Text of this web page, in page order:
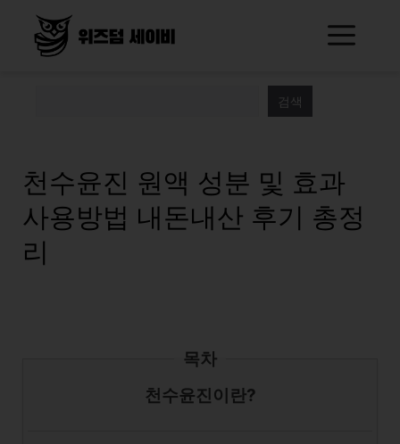
검색
천수윤진 원액 성분 및 효과
사용방법 내돈내산 후기 총정
리
목차
천수윤진이란?